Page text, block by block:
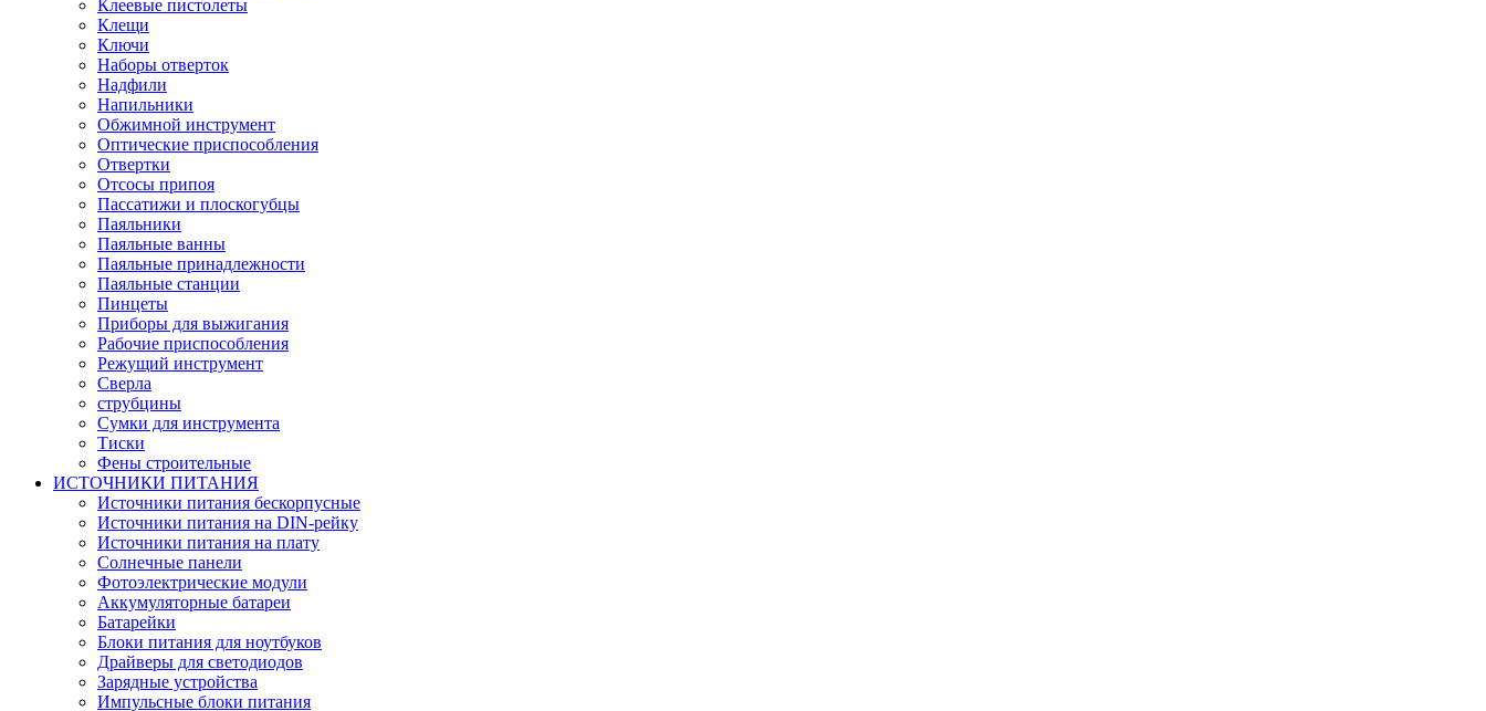
Клеевые пистолеты
Клещи
Ключи
Наборы отверток
Надфили
Напильники
Обжимной инструмент
Оптические приспособления
Отвертки
Отсосы припоя
Пассатижи и плоскогубцы
Паяльники
Паяльные ванны
Паяльные принадлежности
Паяльные станции
Пинцеты
Приборы для выжигания
Рабочие приспособления
Режущий инструмент
Сверла
струбцины
Сумки для инструмента
Тиски
Фены строительные
ИСТОЧНИКИ ПИТАНИЯ
Источники питания бескорпусные
Источники питания на DIN-рейку
Источники питания на плату
Солнечные панели
Фотоэлектрические модули
Аккумуляторные батареи
Батарейки
Блоки питания для ноутбуков
Драйверы для светодиодов
Зарядные устройства
Импульсные блоки питания